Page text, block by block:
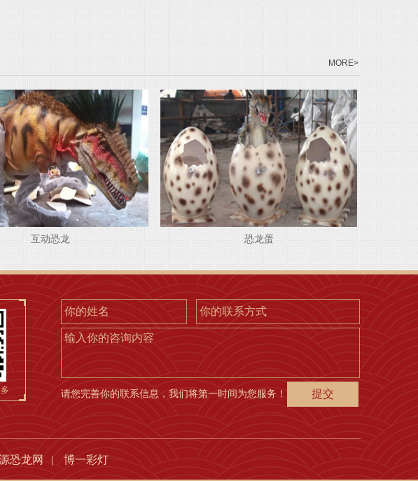
MORE>
互动恐龙
恐龙蛋
输入你的咨询内容
请您完善你的联系信息，我们将第一时间为您服务！
恐龙网 | 博一彩灯